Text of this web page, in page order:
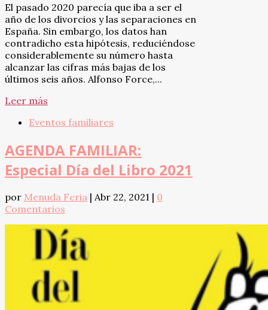
El pasado 2020 parecía que iba a ser el
año de los divorcios y las separaciones en
España. Sin embargo, los datos han
contradicho esta hipótesis, reduciéndose
considerablemente su número hasta
alcanzar las cifras más bajas de los
últimos seis años. Alfonso Force,...
Leer más
Eventos familiares
AGENDA FAMILIAR:
Especial Día del Libro 2021
por Menuda Feria | Abr 22, 2021 | 0
Comentarios